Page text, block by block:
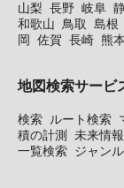
山梨 長野 岐阜
和歌山
鳥取 島根
岡
佐賀 長崎 熊本
地図検索サービ
検索 ルート検索
積の計測
未来情
一覧検索 ジャン